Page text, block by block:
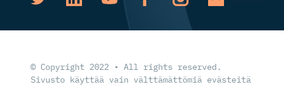
© Copyright 2022 • All rights reserved.
Sivusto käyttää vain välttämättömiä evästeitä